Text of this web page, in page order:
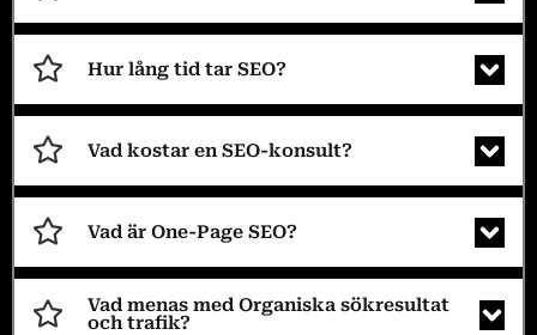
Hur lång tid tar SEO?
Vad kostar en SEO-konsult?
Vad är One-Page SEO?
Vad menas med Organiska sökresultat
och trafik?